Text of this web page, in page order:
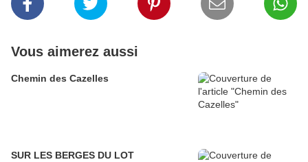
Vous aimerez aussi
Chemin des Cazelles
SUR LES BERGES DU LOT